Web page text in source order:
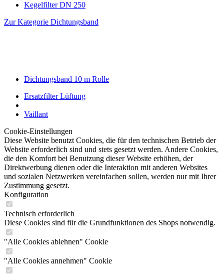
Kegelfilter DN 250
Zur Kategorie Dichtungsband
Dichtungsband 10 m Rolle
Ersatzfilter Lüftung
Vaillant
Cookie-Einstellungen
Diese Website benutzt Cookies, die für den technischen Betrieb der
Website erforderlich sind und stets gesetzt werden. Andere Cookies,
die den Komfort bei Benutzung dieser Website erhöhen, der
Direktwerbung dienen oder die Interaktion mit anderen Websites
und sozialen Netzwerken vereinfachen sollen, werden nur mit Ihrer
Zustimmung gesetzt.
Konfiguration
Technisch erforderlich
Diese Cookies sind für die Grundfunktionen des Shops notwendig.
"Alle Cookies ablehnen" Cookie
"Alle Cookies annehmen" Cookie